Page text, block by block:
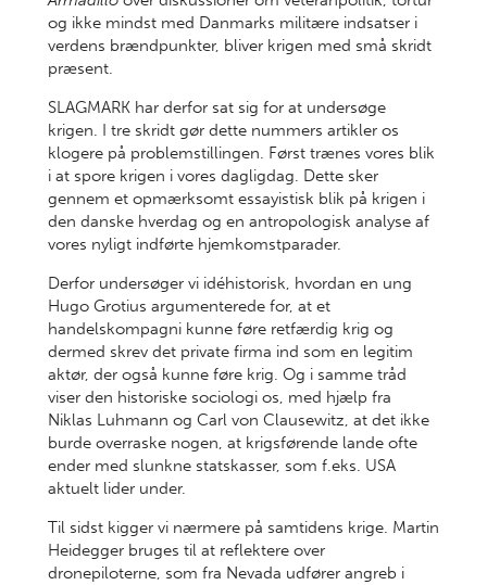
og ikke mindst med Danmarks militære indsatser i
verdens brændpunkter, bliver krigen med små skridt
præsent.
SLAGMARK har derfor sat sig for at undersøge
krigen. I tre skridt gør dette nummers artikler os
klogere på problemstillingen. Først trænes vores blik
i at spore krigen i vores dagligdag. Dette sker
gennem et opmærksomt essayistisk blik på krigen i
den danske hverdag og en antropologisk analyse af
vores nyligt indførte hjemkomstparader.
Derfor undersøger vi idéhistorisk, hvordan en ung
Hugo Grotius argumenterede for, at et
handelskompagni kunne føre retfærdig krig og
dermed skrev det private firma ind som en legitim
aktør, der også kunne føre krig. Og i samme tråd
viser den historiske sociologi os, med hjælp fra
Niklas Luhmann og Carl von Clausewitz, at det ikke
burde overraske nogen, at krigsførende lande ofte
ender med slunkne statskasser, som f.eks. USA
aktuelt lider under.
Til sidst kigger vi nærmere på samtidens krige. Martin
Heidegger bruges til at reflektere over
dronepiloterne, som fra Nevada udfører angreb i